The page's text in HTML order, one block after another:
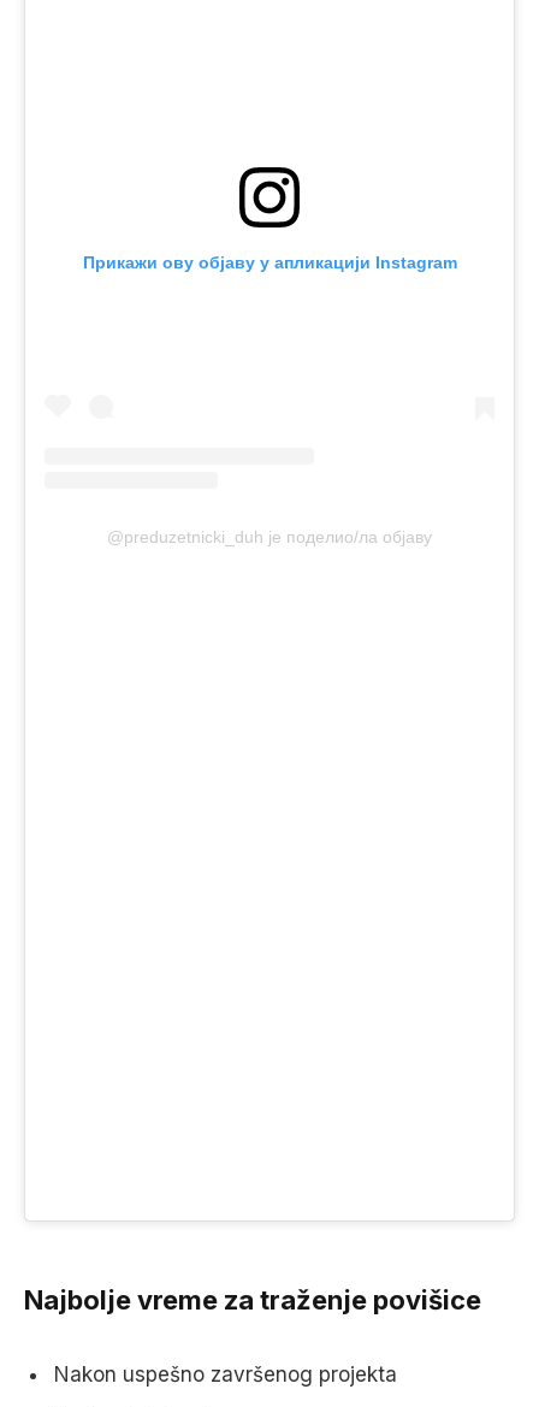
Прикажи ову објаву у апликацији Instagram
@preduzetnicki_duh је поделио/ла објаву
Najbolje vreme za traženje povišice
Nakon uspešno završenog projekta